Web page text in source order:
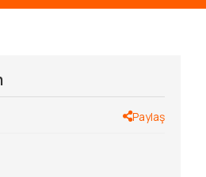
Paylaş